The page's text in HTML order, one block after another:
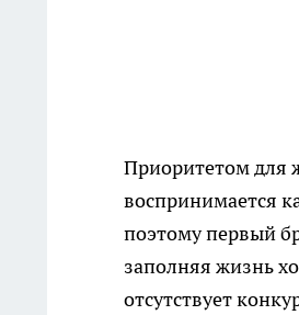
Приоритетом для
воспринимается
поэтому первый
заполняя жизнь
отсутствует